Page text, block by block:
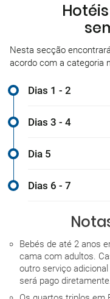
Nesta secção
acordo com a categoria
Dias 1 - 2
Dias 3 - 4
Dia 5
Dias 6 - 7
Bebés de até 2 anos
cama com adultos.
outro serviço
será pago